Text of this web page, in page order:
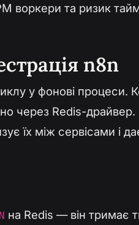
воркери та ризик
n8n
у фонові процеси.
через Redis-
їх між сервісами і
на Redis — він тримає